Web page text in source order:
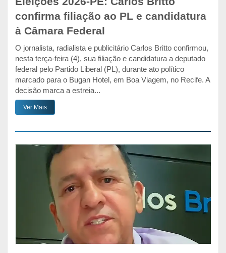
confirma filiação ao PL e candidatura
à Câmara Federal
O jornalista, radialista e publicitário Carlos Britto confirmou,
nesta terça-feira (4), sua filiação e candidatura a deputado
federal pelo Partido Liberal (PL), durante ato político
marcado para o Bugan Hotel, em Boa Viagem, no Recife. A
decisão marca a estreia...
Ver Mais